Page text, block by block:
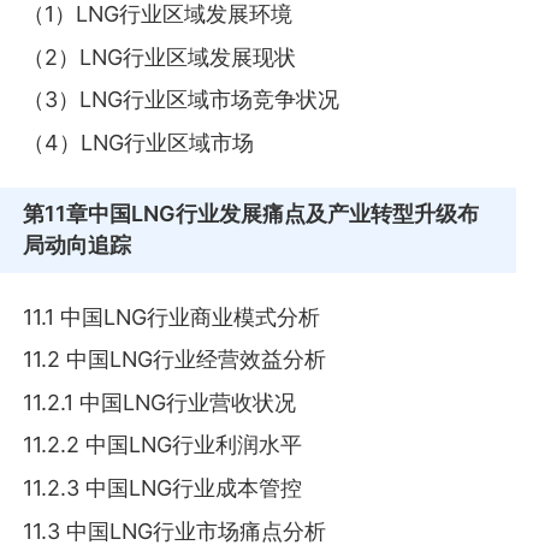
（1）LNG行业区域发展环境
（2）LNG行业区域发展现状
（3）LNG行业区域市场竞争状况
（4）LNG行业区域市场
第11章中国LNG行业发展痛点及产业转型升级布
局动向追踪
11.1 中国LNG行业商业模式分析
11.2 中国LNG行业经营效益分析
11.2.1 中国LNG行业营收状况
11.2.2 中国LNG行业利润水平
11.2.3 中国LNG行业成本管控
11.3 中国LNG行业市场痛点分析